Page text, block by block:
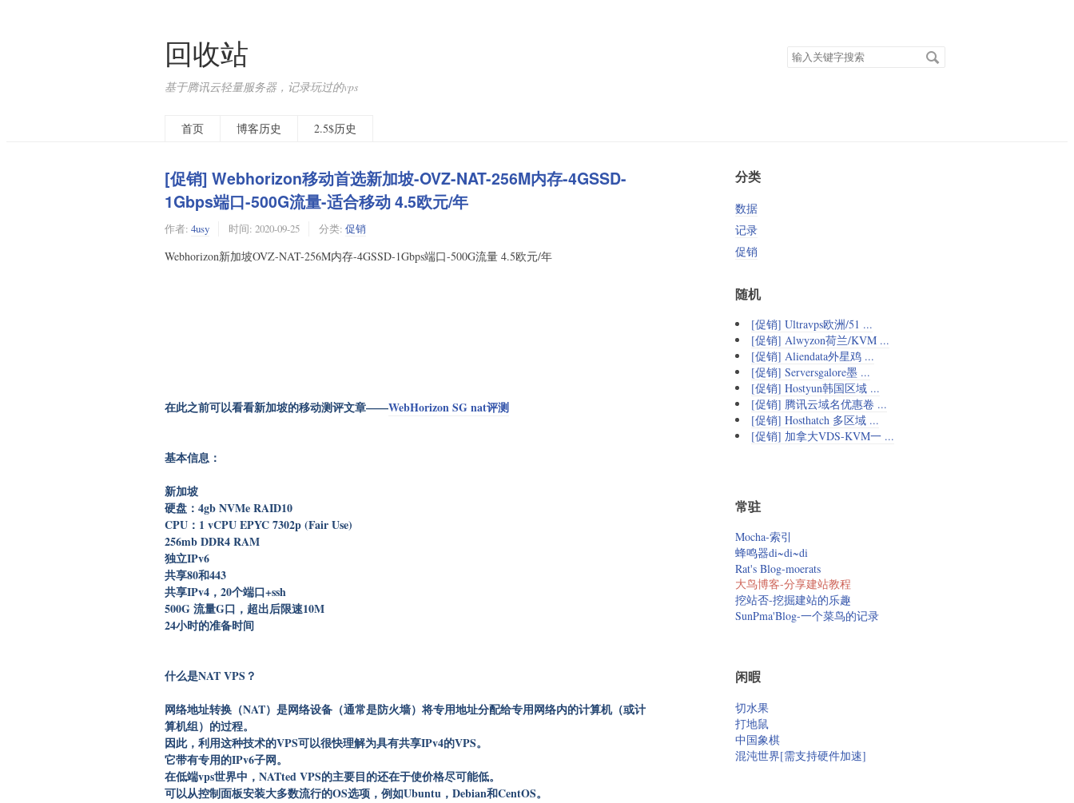
回收站
基于腾讯云轻量服务器，记录玩过的vps
搜
首页 博客历史 2.5$历史
[促销] Webhorizon移动首选新加坡-OVZ-NAT-256M内存-4GSSD-
1Gbps端口-500G流量-适合移动 4.5欧元/年
作者: 4usy 时间: 2020-09-25 分类: 促销
Webhorizon新加坡OVZ-NAT-256M内存-4GSSD-1Gbps端口-500G流量 4.5欧元/年
在此之前可以看看新加坡的移动测评文章——WebHorizon SG nat评测
基本信息：
新加坡
硬盘：4gb NVMe RAID10
CPU：1 vCPU EPYC 7302p (Fair Use)
256mb DDR4 RAM
独立IPv6
共享80和443
共享IPv4，20个端口+ssh
500G 流量G口，超出后限速10M
24小时的准备时间
什么是NAT VPS？
网络地址转换（NAT）是网络设备（通常是防火墙）将专用地址分配给专用网络内的计算机（或计
算机组）的过程。
因此，利用这种技术的VPS可以很快理解为具有共享IPv4的VPS。
它带有专用的IPv6子网。
在低端vps世界中，NATted VPS的主要目的还在于使价格尽可能低。
可以从控制面板安装大多数流行的OS选项，例如Ubuntu，Debian和CentOS。
分类
数据
记录
促销
随机
[促销] Ultravps欧洲/51 ...
[促销] Alwyzon荷兰/KVM ...
[促销] Aliendata外星鸡 ...
[促销] Serversgalore墨 ...
[促销] Hostyun韩国区域 ...
[促销] 腾讯云域名优惠卷 ...
[促销] Hosthatch 多区域 ...
[促销] 加拿大VDS-KVM一 ...
常驻
Mocha-索引
蜂鸣器di~di~di
Rat's Blog-moerats
大鸟博客-分享建站教程
挖站否-挖掘建站的乐趣
SunPma'Blog-一个菜鸟的记录
闲暇
切水果
打地鼠
中国象棋
混沌世界[需支持硬件加速]